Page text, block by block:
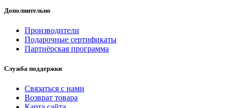
Дополнительно
Производители
Подарочные сертификаты
Партнёрская программа
Служба поддержки
Связаться с нами
Возврат товара